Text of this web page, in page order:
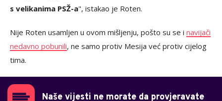
s velikanima PSŽ-a", istakao je Roten.
Nije Roten usamljen u ovom mišljenju, pošto su se i navijači
nedavno pobunili, ne samo protiv Mesija već protiv cijelog
tima.
Naše vijesti ne morate da provjeravate